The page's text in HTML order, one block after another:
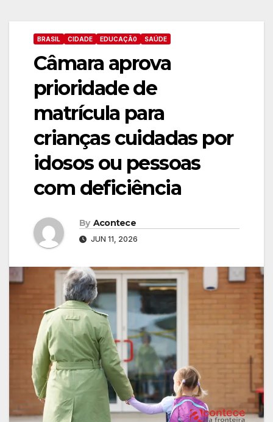
BRASIL CIDADE EDUCAÇÃ0 SAÚDE
Câmara aprova
prioridade de
matrícula para
crianças cuidadas por
idosos ou pessoas
com deficiência
By Acontece
JUN 11, 2026